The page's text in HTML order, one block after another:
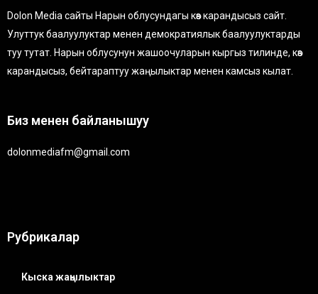
Dolon Media сайты Нарын облусундагы көз карандысыз сайт.
Улуттук баалуулуктар менен демократиялык баалуулуктарды
туу тутат. Нарын облусунун жашоочуларын кыргыз тилинде, көз
карандысыз, бейтараптуу жаңылыктар менен камсыз кылат.
Биз менен байланышуу
dolonmediafm@gmail.com
Рубрикалар
Кыска жаңылыктар